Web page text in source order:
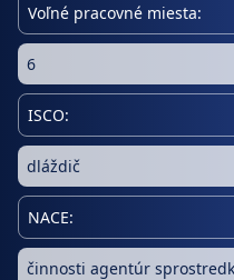
Voľné pracovné miesta:
6
ISCO:
dláždič
NACE:
činnosti agentúr